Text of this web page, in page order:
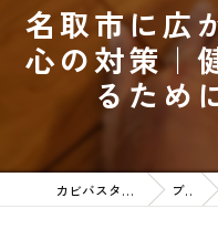
名取市に広
心の対策｜
るため
カビバスターズ仙台HOME ブログ